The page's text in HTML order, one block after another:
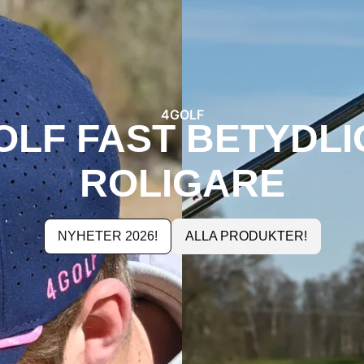
4GOLF
FAST
ROLIGARE
NYHETER 2026! ALLA PRODUKTER!